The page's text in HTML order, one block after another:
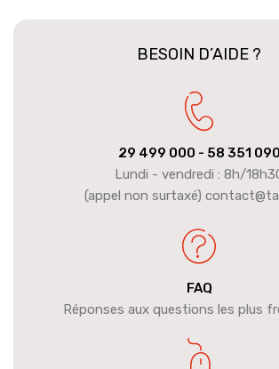
BESOIN D’AIDE ?
29 499 000 - 58 351 090
Lundi - vendredi : 8h/
(appel non surtaxé)
FAQ
Réponses aux questions les plus